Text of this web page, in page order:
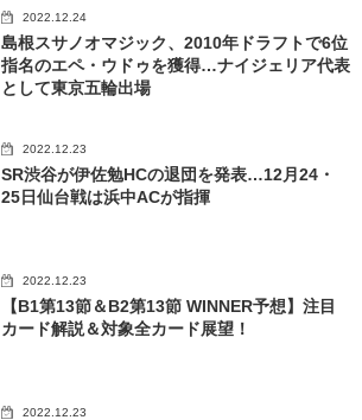
2022.12.24
島根スサノオマジック、2010年ドラフトで6位
指名のエペ・ウドゥを獲得…ナイジェリア代表
として東京五輪出場
2022.12.23
SR渋谷が伊佐勉HCの退団を発表…12月24・
25日仙台戦は浜中ACが指揮
2022.12.23
【B1第13節＆B2第13節 WINNER予想】注目
カード解説＆対象全カード展望！
2022.12.23